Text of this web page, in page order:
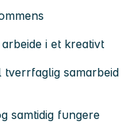
i et kreativt
tverrfaglig samarbeid
samtidig fungere